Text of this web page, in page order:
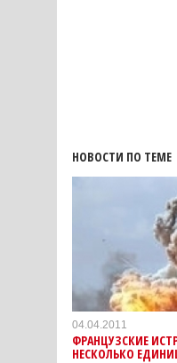
НОВОСТИ ПО ТЕМЕ
04.04.2011
ФРАНЦУЗСКИЕ
НЕСКОЛЬКО